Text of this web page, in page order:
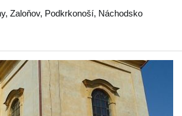
, Zaloňov, Podkrkonoší, Náchodsko